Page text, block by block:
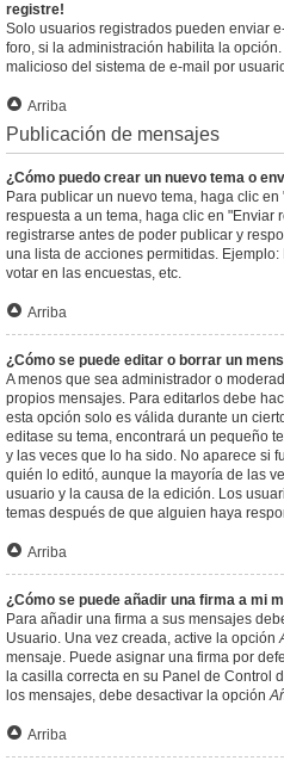
registre!
Solo usuarios registrados pueden enviar
foro, si la administración habilita la
malicioso del sistema de e-mail por
Arriba
Publicación de mensajes
¿Cómo puedo crear un nuevo tema o
Para publicar un nuevo tema, haga clic
respuesta a un tema, haga clic en "Enviar
registrarse antes de poder publicar y
una lista de acciones permitidas.
votar en las encuestas, etc.
Arriba
¿Cómo se puede editar o borrar un
A menos que sea administrador o
propios mensajes. Para editarlos debe
esta opción solo es válida durante un
editase su tema, encontrará un pequeño
y las veces que lo ha sido. No aparece si
quién lo editó, aunque la mayoría de las
usuario y la causa de la edición. Los
temas después de que alguien haya
Arriba
¿Cómo se puede añadir una firma a mi
Para añadir una firma a sus mensajes
Usuario. Una vez creada, active la opción
mensaje. Puede asignar una firma por
la casilla correcta en su Panel de Control
los mensajes, debe desactivar la opción
Arriba